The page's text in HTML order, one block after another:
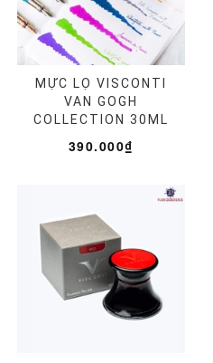
MỰC LỌ VISCONTI
VAN GOGH
COLLECTION 30ML
390.000₫